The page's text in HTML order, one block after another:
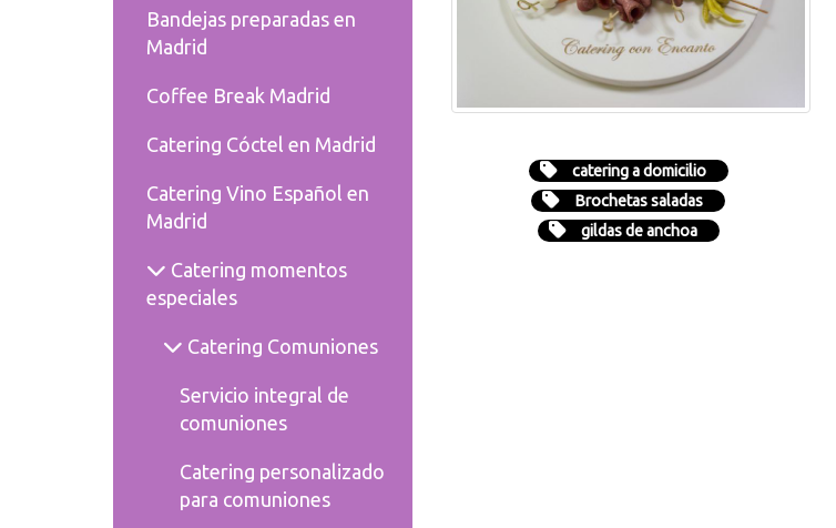
Bandejas preparadas en
Madrid
Coffee Break Madrid
Catering Cóctel en Madrid
Catering Vino Español en
Madrid
Catering momentos
especiales
Catering Comuniones
Servicio integral de
comuniones
Catering personalizado
para comuniones
catering a domicilio
Brochetas saladas
gildas de anchoa